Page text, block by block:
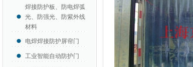
焊接防护板、防电焊弧
光、防强光、防紫外线
材料
电焊焊接防护屏帘门
工业智能自动防护门